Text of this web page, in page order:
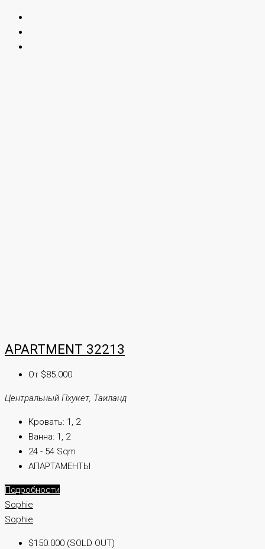
APARTMENT 32213
От $85.000
Центральный Пхукет, Таиланд
Кровать: 1, 2
Ванна: 1, 2
24 - 54 Sqm
АПАРТАМЕНТЫ
Подробности
Sophie
Sophie
$150.000 (SOLD OUT)